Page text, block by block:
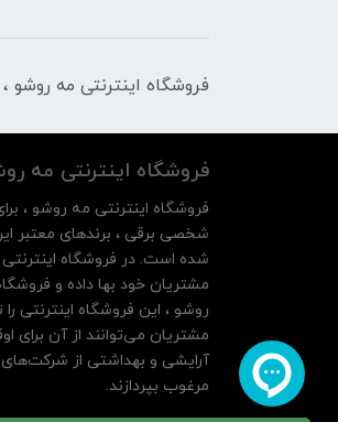
فروشگاه اینترنتی مه‌ رو‌شو
فروشگاه اینترنتی مه‌
فروشگاه اینترنتی مه‌ رو‌شو ،
شخصی برقی ، برندهای معتبر
شده است. در فروشگاه
روشو ، این فروشگاه اینترنتی
مشتریان می‌توانند از آن‌ برای
آرایشی و بهداشتی از شرکت‌های
مرغوب بپردازند.